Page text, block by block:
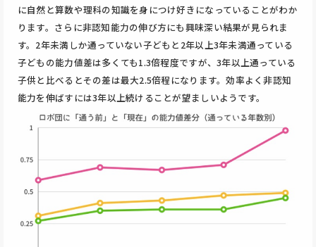
に自然と算数や理科の知識を身につけ好きになっていることがわか
ります。さらに非認知能力の伸び方にも興味深い結果が見られま
す。2年未満しか通っていない子どもと2年以上3年未満通っている
子どもの能力値差は多くても1.3倍程度ですが、3年以上通っている
子供と比べるとその差は最大2.5倍程になります。効率よく非認知
能力を伸ばすには3年以上続けることが望ましいようです。